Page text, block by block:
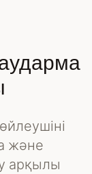
және
арқылы